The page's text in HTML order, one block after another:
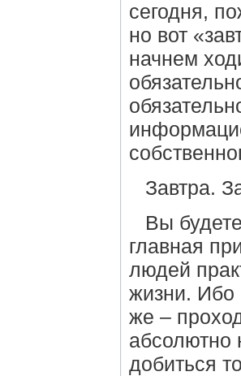
сегодня,
но вот
начнем
Завтра.
Вы
главная
людей
жизни. Ибо
же –
абсолютно
добиться